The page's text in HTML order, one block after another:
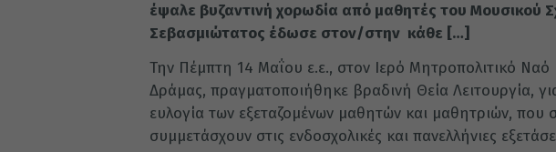
έψαλε βυζαντινή χορωδία από μαθητές του Μουσικού
Σεβασμιώτατος έδωσε στον/στην κάθε […]
Την Πέμπτη 14 Μαΐου ε.ε., στον Ιερό Μητροπολιτικό Ναό
Δράμας, πραγματοποιήθηκε βραδινή Θεία Λειτουργία,
ευλογία των εξεταζομένων μαθητών και μαθητριών, που
συμμετάσχουν στις ενδοσχολικές και πανελλήνιες